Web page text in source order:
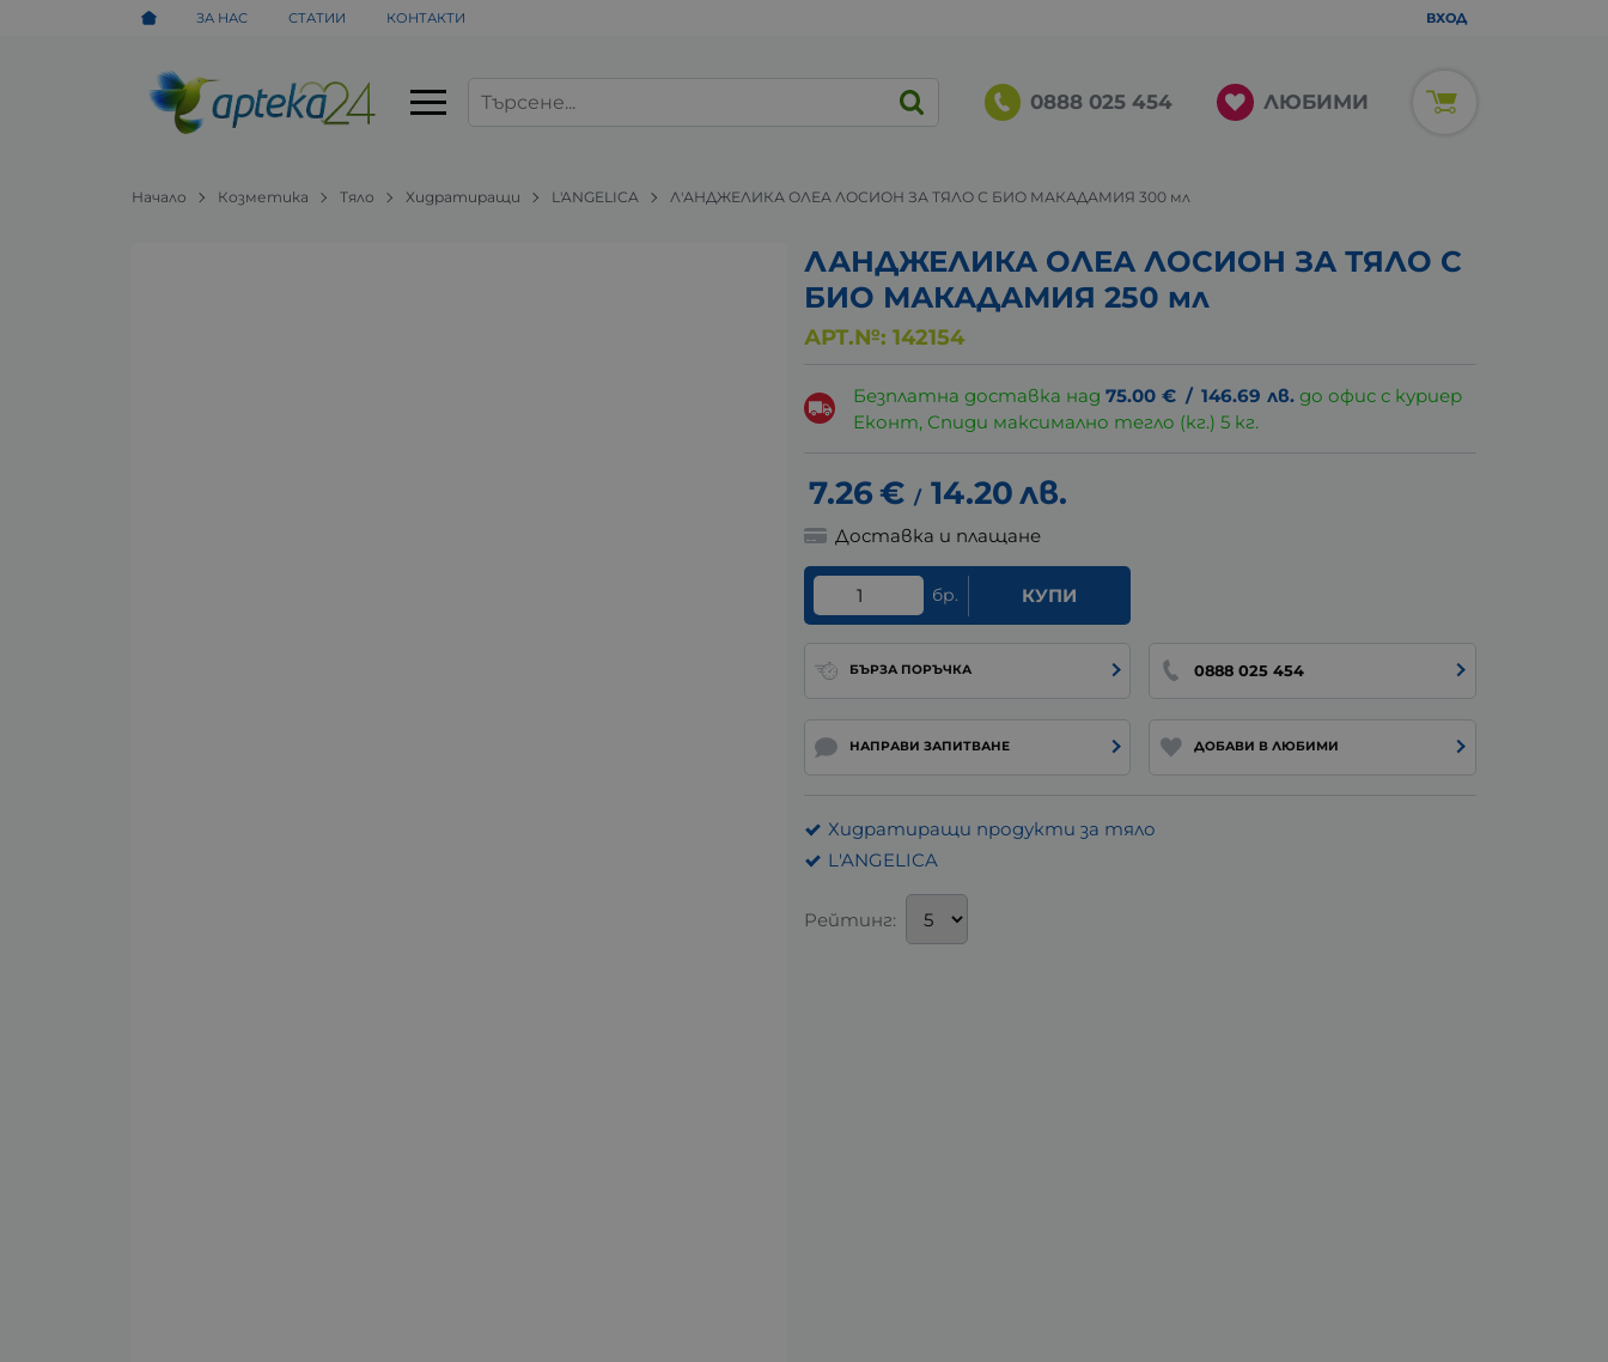
ЗА НАС СТАТИИ КОНТАКТИ ВХОД
0888 025 454 ЛЮБИМИ
Начало Козметика Тяло Хидратиращи L'ANGELICA Л'АНДЖЕЛИКА ОЛЕА ЛОСИОН ЗА ТЯЛО С БИО МАКАДАМИЯ 300 мл
ЛАНДЖЕЛИКА ОЛЕА ЛОСИОН ЗА ТЯЛО С
БИО МАКАДАМИЯ 250 мл
АРТ.№: 142154
Безплатна доставка над75.00 € / 146.69 лв. до офис с куриер
Еконт, Спиди максимално тегло (кг.) 5 кг.
7.26€ / 14.20лв.
Доставка и плащане
бр. КУПИ
БЪРЗА ПОРЪЧКА 0888 025 454
НАПРАВИ ЗАПИТВАНЕ ДОБАВИ В ЛЮБИМИ
Хидратиращи продукти за тяло
L'ANGELICA
Рейтинг: